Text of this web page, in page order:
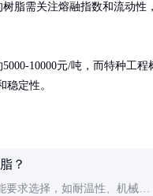
脂需关注熔融指数和流动性
10000元/吨，而特种工程
定性。
？
要求选择，如耐温性、机械强